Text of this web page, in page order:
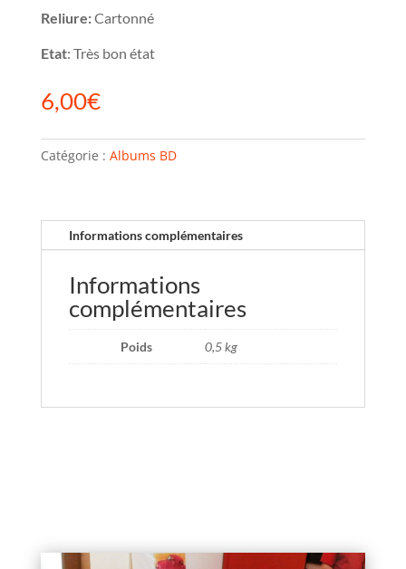
Reliure:Cartonné
Etat: Très bon état
6,00€
Catégorie : Albums BD
Informations complémentaires
Informations
complémentaires
Poids 0,5 kg